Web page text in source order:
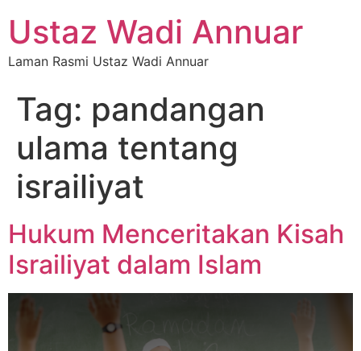
Ustaz Wadi Annuar
Laman Rasmi Ustaz Wadi Annuar
Tag: pandangan
ulama tentang
israiliyat
Hukum Menceritakan Kisah
Israiliyat dalam Islam